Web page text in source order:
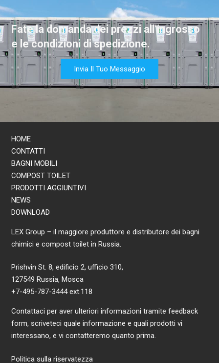
Fate la domanda dei prezzi all’ingrosso
e le condizioni di spedizione.
Invia Il Tuo Messaggio
HOME
CONTATTI
BAGNI MOBILI
COMPOST TOILET
PRODOTTI AGGIUNTIVI
NEWS
DOWNLOAD
LEX Group – il maggiore produttore e distributore dei bagni
chimici e compost toilet in Russia.
Prishvin St. 8, edificio 2, ufficio 310,
127549 Russia, Mosca
+7-495-787-3444 ext.118
Contattaci per aver ulteriori informazioni tramite feedback
form, scriveteci quale informazione e quali prodotti vi
interessano, e vi contatteremo quanto prima.
Politica sulla riservatezza